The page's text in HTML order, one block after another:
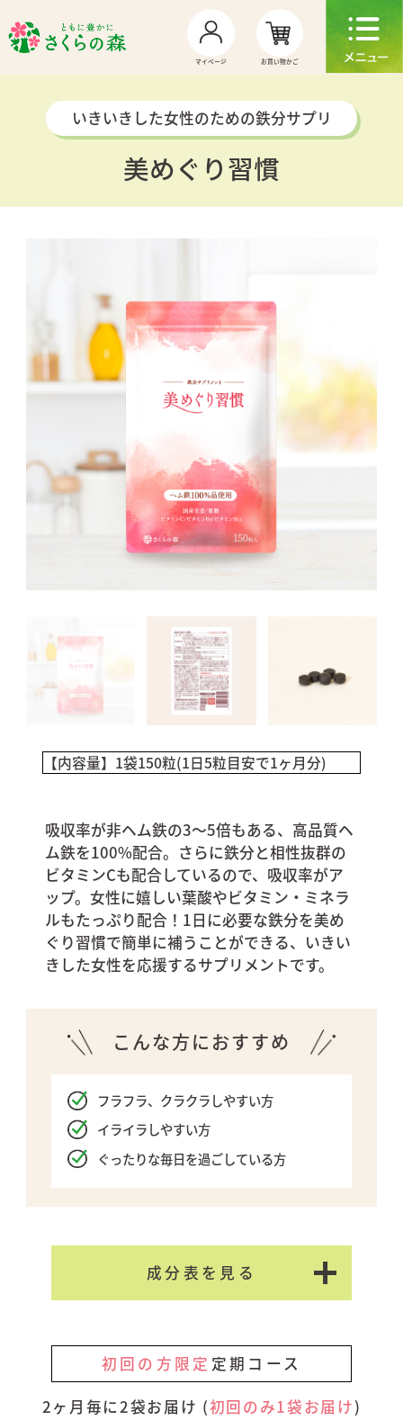
マイページ お買い物かご
いきいきした女性のための鉄分サプリ
美めぐり習慣
【内容量】 1袋150粒(1日5粒目安で1ヶ月分)
吸収率が非ヘム鉄の3〜5倍もある、高品質ヘ
ム鉄を100%配合。さらに鉄分と相性抜群の
ビタミンCも配合しているので、吸収率がア
ップ。女性に嬉しい葉酸やビタミン・ミネラ
ルもたっぷり配合！1日に必要な鉄分を美め
ぐり習慣で簡単に補うことができる、いきい
きした女性を応援するサプリメントです。
こんな方におすすめ
フラフラ、クラクラしやすい方
イライラしやすい方
ぐったりな毎日を過ごしている方
成分表を見る
●名称
ヘム鉄含有食品
●内容量
初回の方限定 定期コース
2ヶ月毎に2袋お届け (初回のみ1袋お届け)